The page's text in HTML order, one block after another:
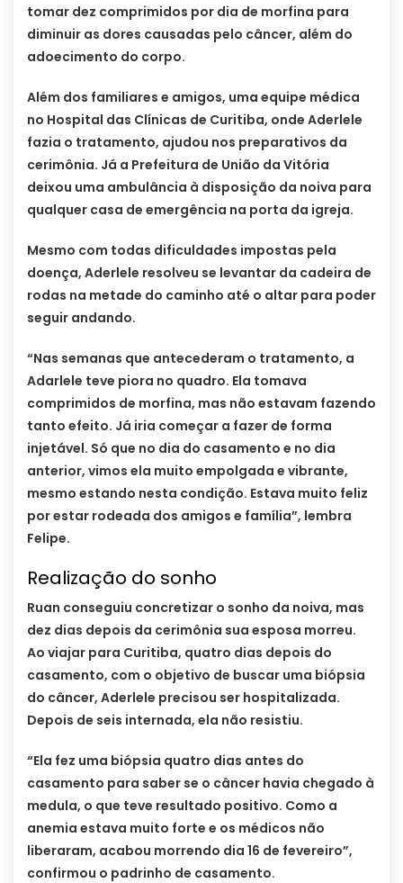
tomar dez comprimidos por dia de morfina para
diminuir as dores causadas pelo câncer, além do
adoecimento do corpo.
Além dos familiares e amigos, uma equipe médica
no Hospital das Clínicas de Curitiba, onde Aderlele
fazia o tratamento, ajudou nos preparativos da
cerimônia. Já a Prefeitura de União da Vitória
deixou uma ambulância à disposição da noiva para
qualquer casa de emergência na porta da igreja.
Mesmo com todas dificuldades impostas pela
doença, Aderlele resolveu se levantar da cadeira de
rodas na metade do caminho até o altar para poder
seguir andando.
“Nas semanas que antecederam o tratamento, a
Adarlele teve piora no quadro. Ela tomava
comprimidos de morfina, mas não estavam fazendo
tanto efeito. Já iria começar a fazer de forma
injetável. Só que no dia do casamento e no dia
anterior, vimos ela muito empolgada e vibrante,
mesmo estando nesta condição. Estava muito feliz
por estar rodeada dos amigos e família”, lembra
Felipe.
Realização do sonho
Ruan conseguiu concretizar o sonho da noiva, mas
dez dias depois da cerimônia sua esposa morreu.
Ao viajar para Curitiba, quatro dias depois do
casamento, com o objetivo de buscar uma biópsia
do câncer, Aderlele precisou ser hospitalizada.
Depois de seis internada, ela não resistiu.
“Ela fez uma biópsia quatro dias antes do
casamento para saber se o câncer havia chegado à
medula, o que teve resultado positivo. Como a
anemia estava muito forte e os médicos não
liberaram, acabou morrendo dia 16 de fevereiro”,
confirmou o padrinho de casamento.